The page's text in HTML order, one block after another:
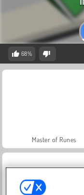
68%
Master of Runes